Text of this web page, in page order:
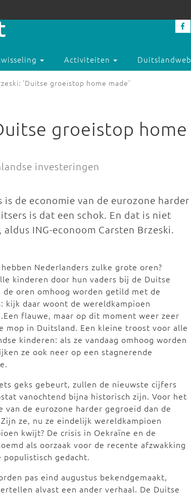
Activiteiten Duitslandweb
'Duitse groeistop home made'
groeistop home
investeringen
de economie van de eurozone harder
is dat een schok. En dat is niet
ING-econoom Carsten Brzeski.
Nederlanders zulke grote oren?
kinderen door hun vaders bij de Duitse
de oren omhoog worden getild met de
kijk daar woont de wereldkampioen
flauwe, maar op dit moment weer zeer
mop in Duitsland. Een kleine troost voor alle
kinderen: als ze vandaag omhoog worden
ze ook neer op een stagnerende
geks gebeurt, zullen de nieuwste cijfers
vanochtend bijna historisch zijn. Voor het
de eurozone harder gegroeid dan de
ze, nu ze eindelijk wereldkampioen
kwijt? De crisis in Oekraïne en de
als oorzaak voor de recente afzwakking
gedacht.
pas eind augustus bekendgemaakt,
alvast een ander verhaal. De Duitse